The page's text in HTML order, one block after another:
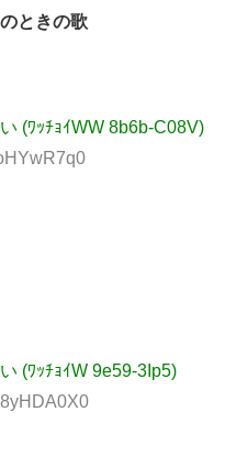
ときの歌
(ﾜｯﾁｮｲWW 8b6b-C08V)
(ﾜｯﾁｮｲW 9e59-3Ip5)